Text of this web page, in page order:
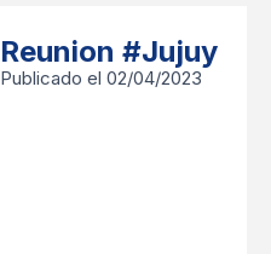
Reunion #Jujuy
Publicado el 02/04/2023